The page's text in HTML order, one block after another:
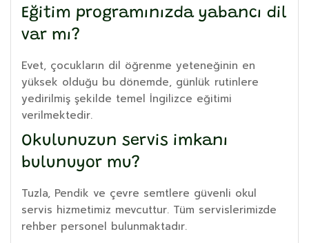
Eğitim programınızda yabancı dil
var mı?
Evet, çocukların dil öğrenme yeteneğinin en
yüksek olduğu bu dönemde, günlük rutinlere
yedirilmiş şekilde temel İngilizce eğitimi
verilmektedir.
Okulunuzun servis imkanı
bulunuyor mu?
Tuzla, Pendik ve çevre semtlere güvenli okul
servis hizmetimiz mevcuttur. Tüm servislerimizde
rehber personel bulunmaktadır.